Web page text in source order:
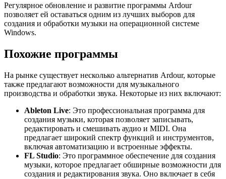
Регулярное обновление и развитие программы Ardour
позволяет ей оставаться одним из лучших выборов для
создания и обработки музыки на операционной системе
Windows.
Похожие программы
На рынке существует несколько альтернатив Ardour, которые
также предлагают возможности для музыкального
производства и обработки звука. Некоторые из них включают:
Ableton Live: Это профессиональная программа для
создания музыки, которая позволяет записывать,
редактировать и смешивать аудио и MIDI. Она
предлагает широкий спектр функций и инструментов,
включая автоматизацию и встроенные эффекты.
FL Studio: Это программное обеспечение для создания
музыки, которое предлагает обширные возможности для
создания и редактирования звука. Оно включает в себя